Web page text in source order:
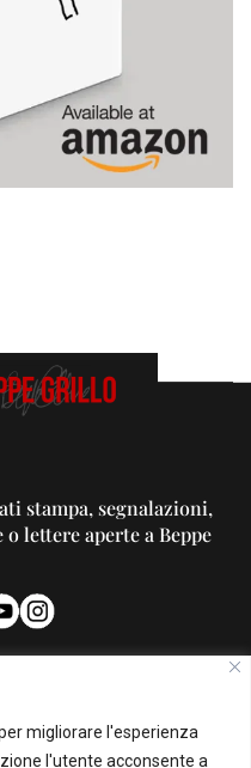
migliorare l'esperienza
l'utente acconsente a
stampa, segnalazioni,
lettere aperte a Beppe
PUBBLICITA'
pubblicità su questo Blog:
pubblicita@beppegrillo.it